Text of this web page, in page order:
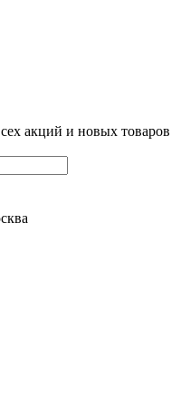
акций и новых товаров